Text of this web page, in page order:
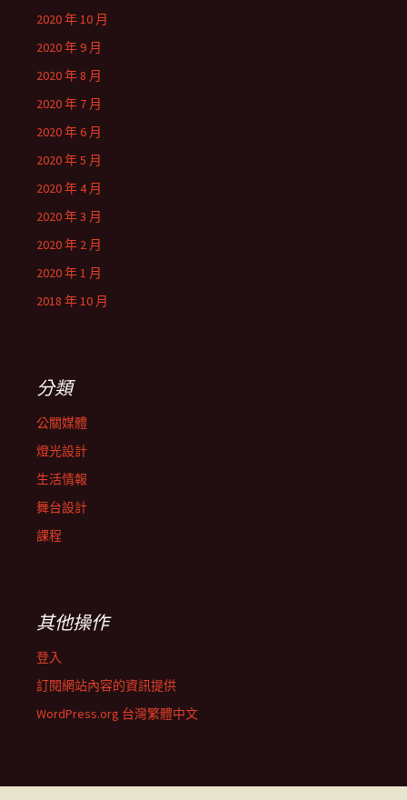
2020 年 10 月
2020 年 9 月
2020 年 8 月
2020 年 7 月
2020 年 6 月
2020 年 5 月
2020 年 4 月
2020 年 3 月
2020 年 2 月
2020 年 1 月
2018 年 10 月
分類
公關媒體
燈光設計
生活情報
舞台設計
課程
其他操作
登入
訂閱網站內容的資訊提供
WordPress.org 台灣繁體中文